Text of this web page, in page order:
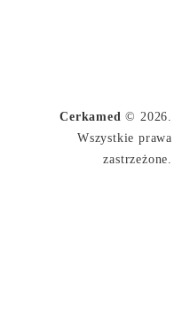
Cerkamed © 2026.
Wszystkie prawa
zastrzeżone.